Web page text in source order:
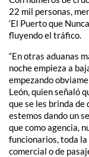
22 mil personas,
‘El Puerto que
fluyendo el tráfico.
“En otras aduanas
noche empieza a
empezando
León, quien señaló
que se les brinda de
estemos dando un
que como agencia,
funcionarios, toda la
comercial o de